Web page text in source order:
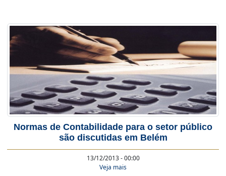
Normas de Contabilidade para o setor público
são discutidas em Belém
13/12/2013 - 00:00
Veja mais